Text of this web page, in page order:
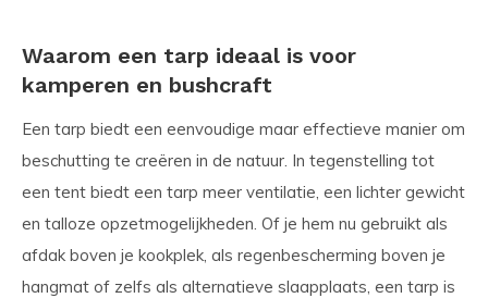
Waarom een tarp ideaal is voor
kamperen en bushcraft
Een tarp biedt een eenvoudige maar effectieve manier om
beschutting te creëren in de natuur. In tegenstelling tot
een tent biedt een tarp meer ventilatie, een lichter gewicht
en talloze opzetmogelijkheden. Of je hem nu gebruikt als
afdak boven je kookplek, als regenbescherming boven je
hangmat of zelfs als alternatieve slaapplaats, een tarp is